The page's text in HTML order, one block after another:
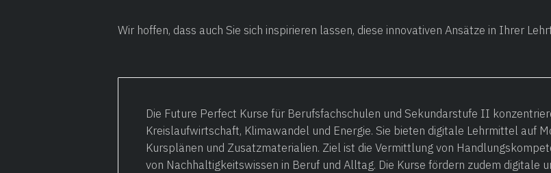
Wir hoffen, dass auch Sie sich inspirieren lassen, diese innovativen Ansätze in Ihrer
Die Future Perfect Kurse für Berufsfachschulen und Sekundarstufe II
Kreislaufwirtschaft, Klimawandel und Energie. Sie bieten digitale Lehrmittel auf
Kursplänen und Zusatzmaterialien. Ziel ist die Vermittlung von
von Nachhaltigkeitswissen in Beruf und Alltag. Die Kurse fördern zudem digitale